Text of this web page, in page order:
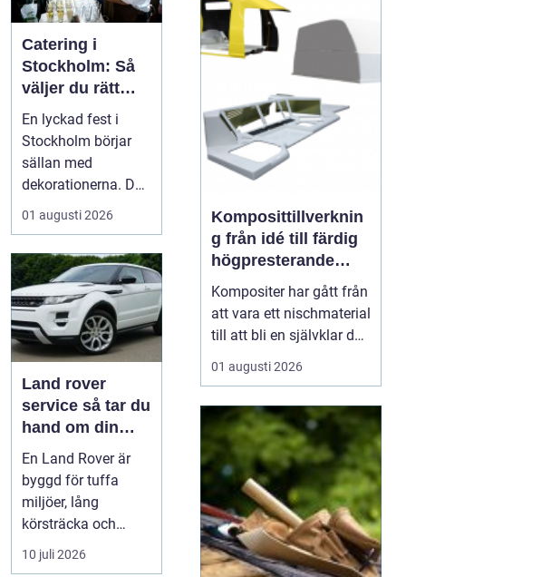
Catering i
Stockholm: Så
väljer du rätt
mat till ditt
evenemang
En lyckad fest i
Stockholm börjar
sällan med
dekorationerna. Den
börjar i köket....
01 augusti 2026
Land rover
service så tar du
hand om din
terrängbil på rätt
sätt
En Land Rover är
byggd för tuffa
miljöer, lång
körsträcka och
stora påfrestningar.
Samtidigt är det ...
10 juli 2026
lägenheter Falkenberg,
finns det ett flertal
möjligheter att utforska.
Komposittillverknin
g från idé till färdig
högpresterande
produkt
Kompositer har gått från
att vara ett nischmaterial
till att bli en självklar del
i allt från vindkraftverk
och tåg till
specialfordon.
Komposittillverkning
handlar om att
kombinera två eller fler
material för att skapa
något som...
01 augusti 2026